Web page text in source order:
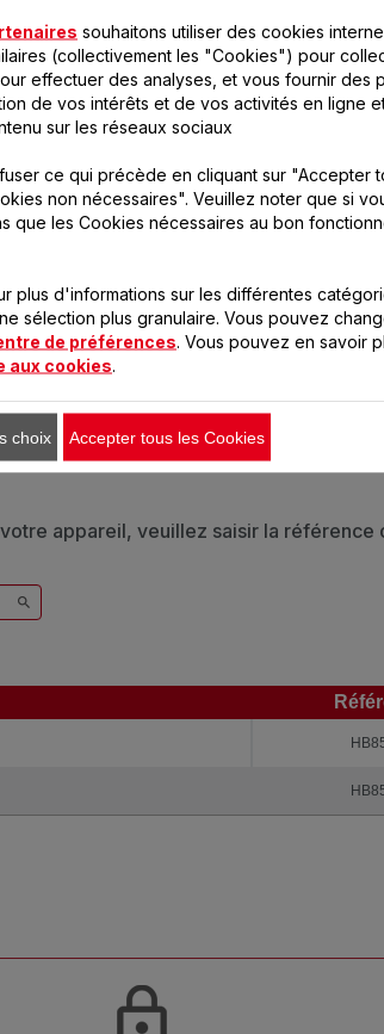
!
panier Ajouter au panier
2 PRODUIT(S)
appareil, veuillez saisir la
souhaitons utiliser des cookies
(collectivement les "Cookies") pour
effectuer des analyses, et vous fournir des
de vos intérêts et de vos activités en ligne
sur les réseaux sociaux
ce qui précède en cliquant sur "Accepter
non nécessaires". Veuillez noter que si
que les Cookies nécessaires au bon
plus d'informations sur les différentes
sélection plus granulaire. Vous pouvez
de préférences. Vous pouvez en savoir
aux cookies.
choix Accepter tous les Cookies